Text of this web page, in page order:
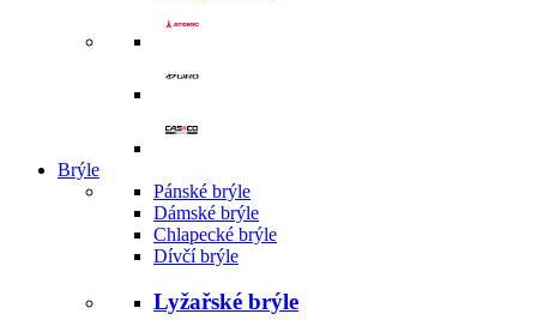
Brýle
Pánské brýle
Dámské brýle
Chlapecké brýle
Dívčí brýle
Lyžařské brýle